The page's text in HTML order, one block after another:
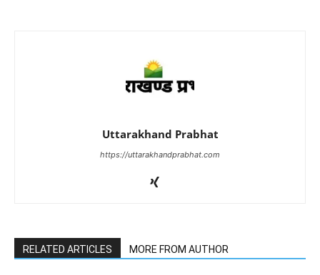
Uttarakhand Prabhat
https://uttarakhandprabhat.com
RELATED ARTICLES MORE FROM AUTHOR